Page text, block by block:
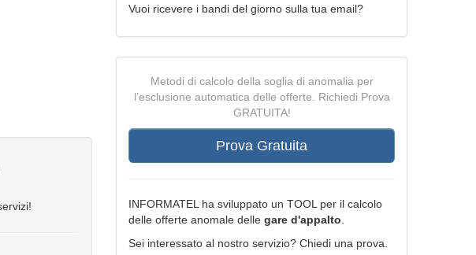
Vuoi ricevere i bandi del giorno sulla tua email?
Metodi di calcolo della soglia di anomalia per
l’esclusione automatica delle offerte. Richiedi Prova
GRATUITA!
Prova Gratuita
INFORMATEL ha sviluppato un TOOL per il calcolo
delle offerte anomale delle gare d'appalto
Sei interessato al nostro servizio? Chiedi una prova.